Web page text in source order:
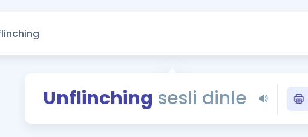
Tüm ÖSYM
YDS - YÖKDİL
İngilizce
Unflinching sesli dinle